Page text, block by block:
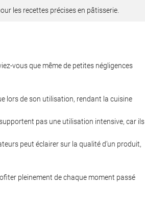
les recettes précises en pâtisserie.
vous que même de petites négligences
lors de son utilisation, rendant la cuisine
pas une utilisation intensive, car ils
peut éclairer sur la qualité d’un produit,
pleinement de chaque moment passé